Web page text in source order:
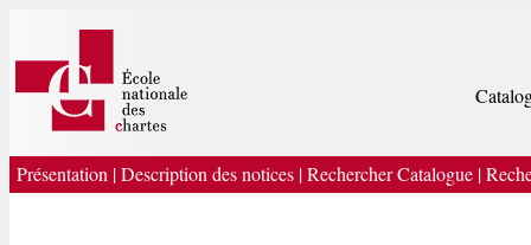
Présentation |Description des notices |Rechercher Catalogue |